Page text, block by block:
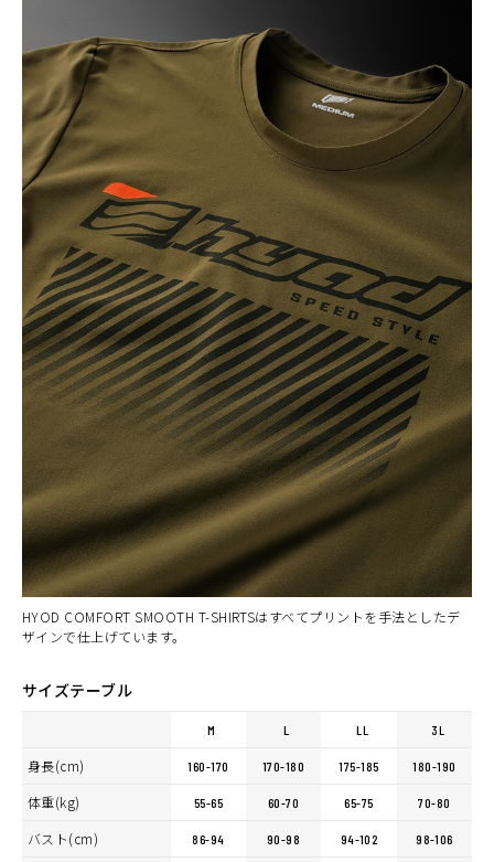
HYOD COMFORT SMOOTH T-SHIRTSはすべてプリントを手法としたデ
ザインで仕上げています。
サイズテーブル
M L LL 3L
身長(cm) 160-170 170-180 175-185 180-190
体重(kg) 55-65 60-70 65-75 70-80
バスト(cm) 86-94 90-98 94-102 98-106
¥6,160 (税込)
(税込)
カートに入れる
¥6,160
カートに入れる
KHAKI
LL
¥6,160(税込)
カートに入れる
NAVY
M
¥6,160(税込)
カートに入れる
NAVY
L
¥6,160 (税込)
カートに入れる
NAVY
LL
¥6,160(税込)
カートに入れる
WHITE
M
¥6,160 (税込)
カートに入れる